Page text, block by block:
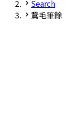
Search
鵞毛筆餘